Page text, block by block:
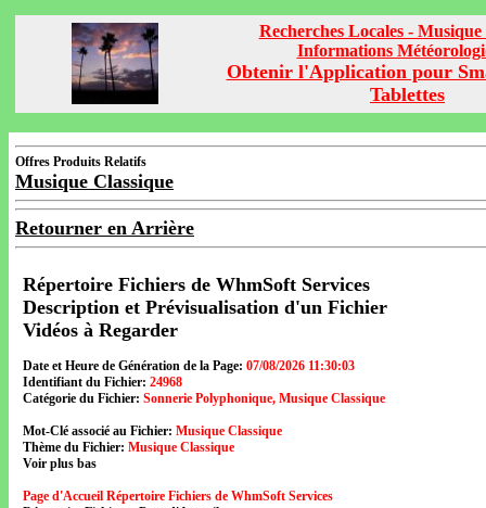
Recherches Locales - Musique
Informations
Obtenir l'Application pour
Tablettes
Offres Produits Relatifs
Musique Classique
Retourner en Arrière
Répertoire Fichiers de WhmSoft Services
Description et Prévisualisation d'un Fichier
Vidéos à Regarder
Date et Heure de Génération de la Page: 07/08/2026 11:30:03
Identifiant du Fichier: 24968
Catégorie du Fichier: Sonnerie Polyphonique, Musique Classique
Mot-Clé associé au Fichier: Musique Classique
Thème du Fichier: Musique Classique
Voir plus bas
Page d'Accueil Répertoire Fichiers de WhmSoft Services